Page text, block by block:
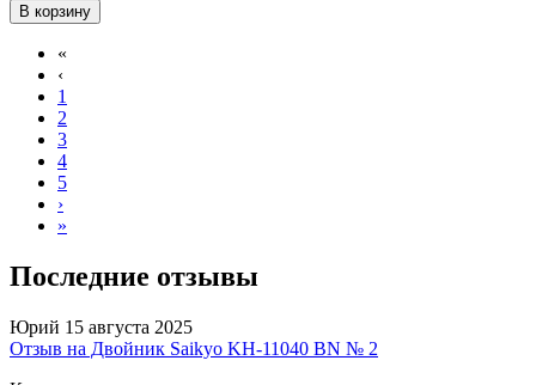
В корзину
«
‹
1
2
3
4
5
›
»
Последние отзывы
Юрий 15 августа 2025
Отзыв на Двойник Saikyo KH-11040 BN № 2